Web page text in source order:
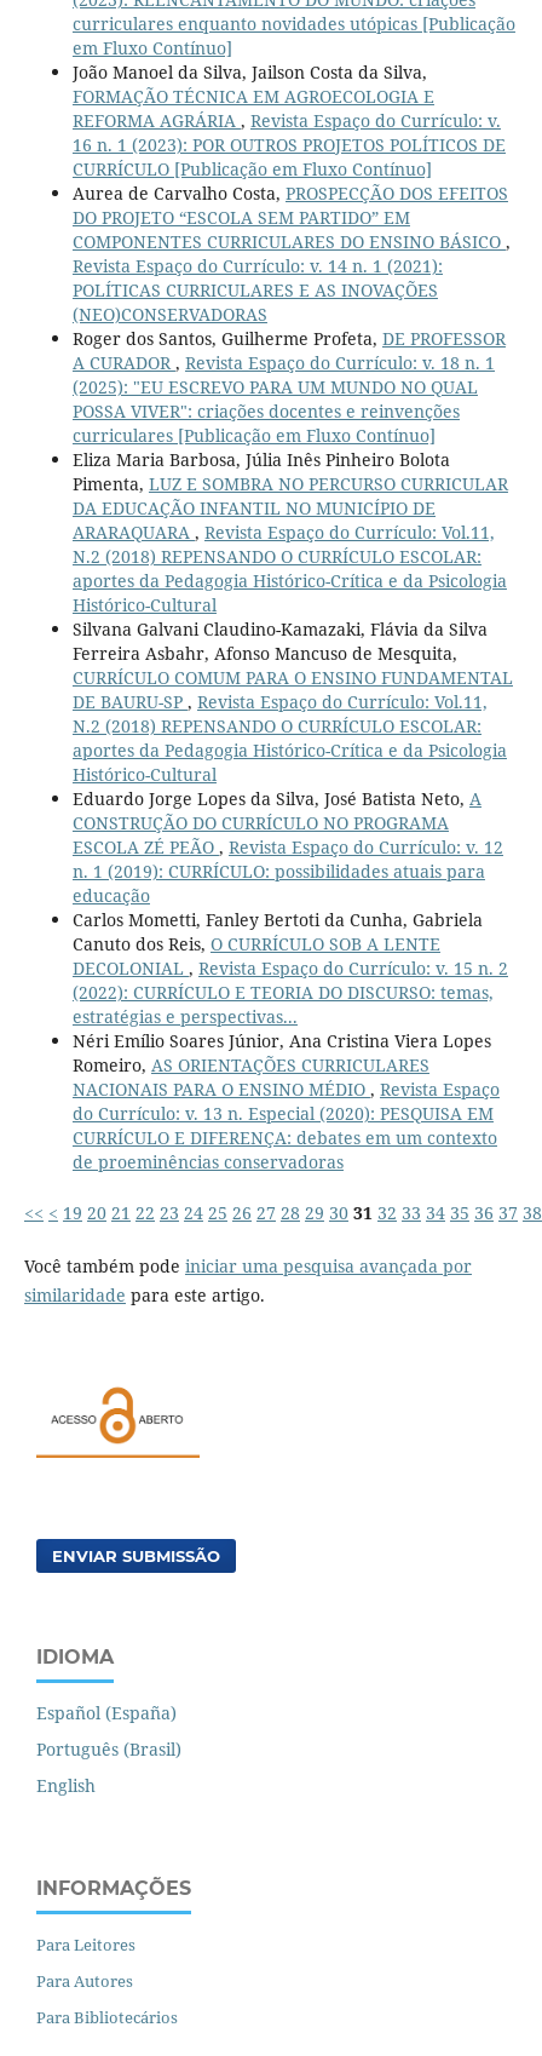
curriculares enquanto novidades utópicas [Publicação
em Fluxo Contínuo]
João Manoel da Silva, Jailson Costa da Silva,
FORMAÇÃO TÉCNICA EM AGROECOLOGIA E
REFORMA AGRÁRIA , Revista Espaço do Currículo: v.
16 n. 1 (2023): POR OUTROS PROJETOS POLÍTICOS DE
CURRÍCULO [Publicação em Fluxo Contínuo]
Aurea de Carvalho Costa, PROSPECÇÃO DOS EFEITOS
DO PROJETO “ESCOLA SEM PARTIDO” EM
COMPONENTES CURRICULARES DO ENSINO BÁSICO ,
Revista Espaço do Currículo: v. 14 n. 1 (2021):
POLÍTICAS CURRICULARES E AS INOVAÇÕES
(NEO)CONSERVADORAS
Roger dos Santos, Guilherme Profeta, DE PROFESSOR
A CURADOR , Revista Espaço do Currículo: v. 18 n. 1
(2025): "EU ESCREVO PARA UM MUNDO NO QUAL
POSSA VIVER": criações docentes e reinvenções
curriculares [Publicação em Fluxo Contínuo]
Eliza Maria Barbosa, Júlia Inês Pinheiro Bolota
Pimenta, LUZ E SOMBRA NO PERCURSO CURRICULAR
DA EDUCAÇÃO INFANTIL NO MUNICÍPIO DE
ARARAQUARA , Revista Espaço do Currículo: Vol.11,
N.2 (2018) REPENSANDO O CURRÍCULO ESCOLAR:
aportes da Pedagogia Histórico-Crítica e da Psicologia
Histórico-Cultural
Silvana Galvani Claudino-Kamazaki, Flávia da Silva
Ferreira Asbahr, Afonso Mancuso de Mesquita,
CURRÍCULO COMUM PARA O ENSINO FUNDAMENTAL
DE BAURU-SP , Revista Espaço do Currículo: Vol.11,
N.2 (2018) REPENSANDO O CURRÍCULO ESCOLAR:
aportes da Pedagogia Histórico-Crítica e da Psicologia
Histórico-Cultural
Eduardo Jorge Lopes da Silva, José Batista Neto, A
CONSTRUÇÃO DO CURRÍCULO NO PROGRAMA
ESCOLA ZÉ PEÃO , Revista Espaço do Currículo: v. 12
n. 1 (2019): CURRÍCULO: possibilidades atuais para
educação
Carlos Mometti, Fanley Bertoti da Cunha, Gabriela
Canuto dos Reis, O CURRÍCULO SOB A LENTE
DECOLONIAL , Revista Espaço do Currículo: v. 15 n. 2
(2022): CURRÍCULO E TEORIA DO DISCURSO: temas,
estratégias e perspectivas...
Néri Emílio Soares Júnior, Ana Cristina Viera Lopes
Romeiro, AS ORIENTAÇÕES CURRICULARES
NACIONAIS PARA O ENSINO MÉDIO , Revista Espaço
do Currículo: v. 13 n. Especial (2020): PESQUISA EM
CURRÍCULO E DIFERENÇA: debates em um contexto
de proeminências conservadoras
<< < 19 20 21 22 23 24 25 26 27 28 29 30 31 32 33 34 35 36 37 38
Você também pode iniciar uma pesquisa avançada por
similaridade para este artigo.
ENVIAR SUBMISSÃO
IDIOMA
Español (España)
Português (Brasil)
English
INFORMAÇÕES
Para Leitores
Para Autores
Para Bibliotecários